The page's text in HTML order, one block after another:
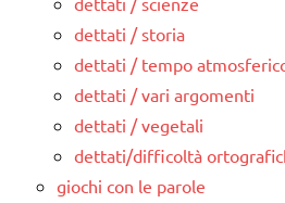
dettati / storia
dettati / tempo
dettati / vari argomenti
dettati / vegetali
dettati/difficoltà
giochi con le parole